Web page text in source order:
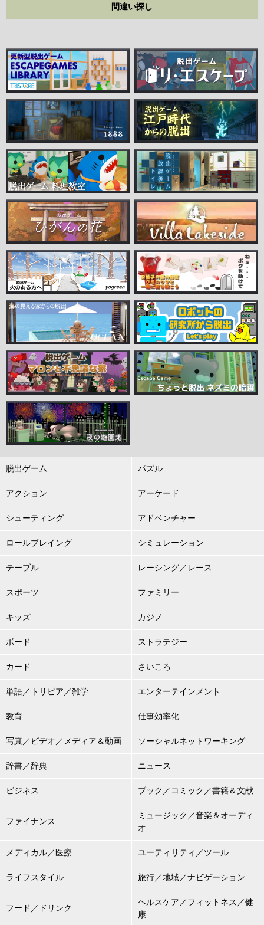
間違い探し
脱出ゲーム パズル
アクション アーケード
シューティング アドベンチャー
ロールプレイング シミュレーション
テーブル レーシング／レース
スポーツ ファミリー
キッズ カジノ
ボード ストラテジー
カード さいころ
単語／トリビア／雑学 エンターテインメント
教育 仕事効率化
写真／ビデオ／メディア＆動画 ソーシャルネットワーキング
辞書／辞典 ニュース
ビジネス ブック／コミック／書籍＆文献
ファイナンス
ミュージック／音楽＆オーディ
オ
メディカル／医療 ユーティリティ／ツール
ライフスタイル 旅行／地域／ナビゲーション
フード／ドリンク
ヘルスケア／フィットネス／健
康